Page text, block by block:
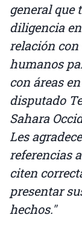
general que
diligencia
relación con
humanos
con áreas
disputado
Sahara
Les
referencias
citen
presentar
hechos."